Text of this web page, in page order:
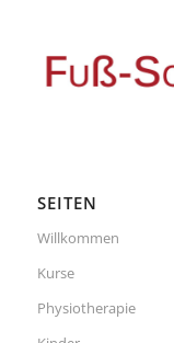
SEITEN
Willkommen
Kurse
Physiotherapie